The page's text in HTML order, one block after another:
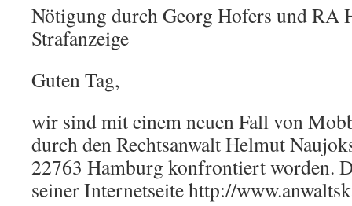
Nötigung durch Georg Hofers und RA
Strafanzeige
Guten Tag,
wir sind mit einem neuen Fall von
durch den Rechtsanwalt Helmut
22763 Hamburg konfrontiert worden.
seiner Internetseite http://